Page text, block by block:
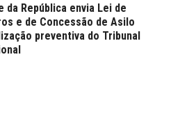
da República envia Lei de
e de Concessão de Asilo
preventiva do Tribunal